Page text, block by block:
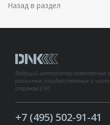
Назад в раздел
Ведущий интегратор комплексных
различных государственных и
странам СНГ.
+7 (495) 502-91-41